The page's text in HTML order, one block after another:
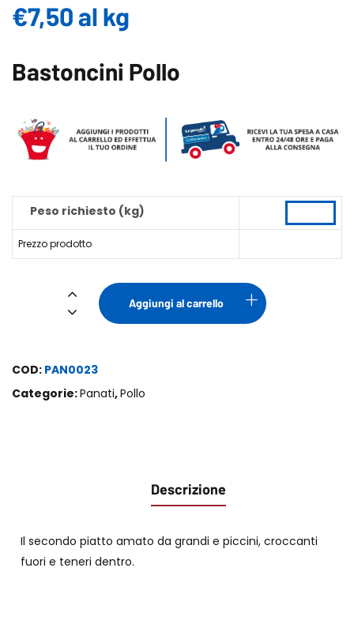
€7,50al kg
Bastoncini Pollo
Peso richiesto (kg)
Prezzo prodotto
Bastoncini
Aggiungi al carrello
COD: PAN0023
Categorie:Panati,Pollo
Descrizione
Il secondo piatto amato da grandi e piccini, croccanti
fuori e teneri dentro.